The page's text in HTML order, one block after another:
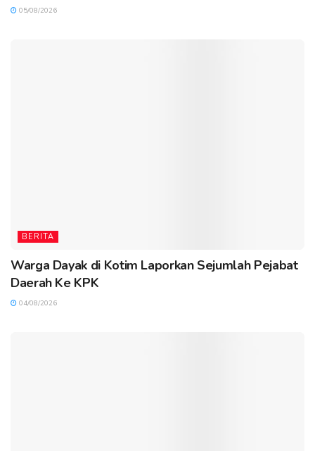
05/08/2026
BERITA
Warga Dayak di Kotim Laporkan Sejumlah Pejabat
Daerah Ke KPK
04/08/2026